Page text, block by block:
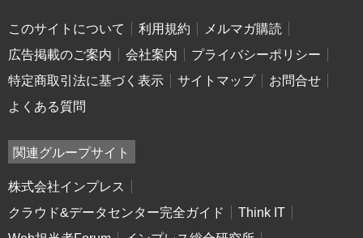
このサイトについて 利用規約
メルマガ購読
広告掲載のご案内
会社案内
プライバシーポリシー
特定商取引法に基づく表示
サイトマップ
お問合せ
よくある質問
関連グループサイト
株式会社インプレス
クラウド&データセンター完全ガイド
Think IT